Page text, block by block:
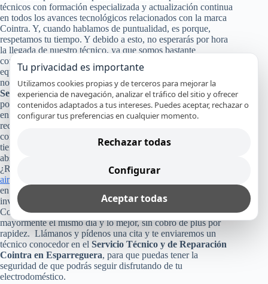
técnicos con formación especializada y actualización continua
en todos los avances tecnológicos relacionados con la marca
Cointra. Y, cuando hablamos de puntualidad, es porque,
respetamos tu tiempo. Y debido a esto, no esperarás por hora
la llegada de nuestro técnico, ya que somos bastante
conocidos por nuestra puntualidad, para poder darte a ti y a tu
equipo Cointra un servicio de calidad en Esparreguera. Pero
no solo con eso nos conformamos nuestra calidad en el
Servicio Técnico y de Reparación Cointra, también pasa
por la certificación de nuestros especialistas, nuestro servicio
en el mismo día en la mayoría de los casos y el uso de
recambios originales Cointra que garanticen que tu aparato
continuará funcionando con alto rendimiento y por mucho
tiempo. Y a todo esto, le damos un broche de oro con nuestra
absoluta y segura garantía por nuestro trabajo.
¿Recuerdas cuánto costó tu refrigerador, lavadora, lavavajillas,
aire acondicionado
o cualquier otro equipo Cointra que tienes
en tu casa, empresa u oficina? Pues, no arriesgues esa
inversión, poniendo tu aparato en manos inexperta.
Consúltanos, ya que como te dijimos arriba, te reparamos
mayormente el mismo día y lo mejor, sin cobro de plus por
rapidez. Llámanos y pídenos una cita y te enviaremos un
técnico conocedor en el Servicio Técnico y de Reparación
Cointra en Esparreguera, para que puedas tener la
seguridad de que podrás seguir disfrutando de tu
electrodoméstico.
Tu privacidad es importante
Utilizamos cookies propias y de terceros para mejorar la
experiencia de navegación, analizar el tráfico del sitio y ofrecer
contenidos adaptados a tus intereses. Puedes aceptar, rechazar o
configurar tus preferencias en cualquier momento.
Rechazar todas
Configurar
Aceptar todas